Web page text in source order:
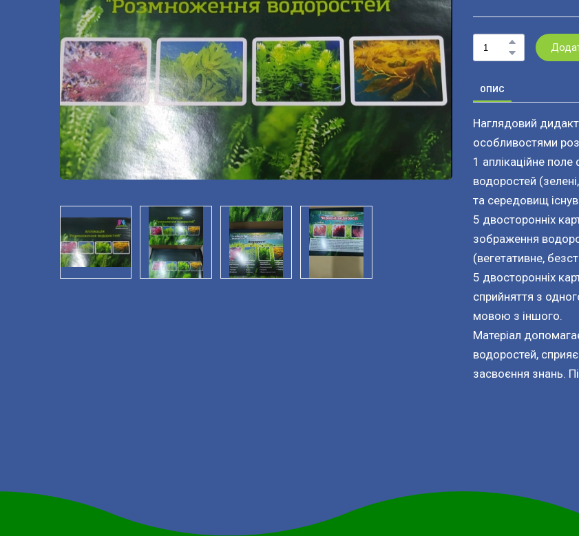
ОПИС
Наглядовий
особливостями
1 аплікаційне
водоростей
та середовищ
5 двосторонніх
зображення
(вегетативне,
5 двосторонніх
сприйняття з
мовою з іншого.
Матеріал
водоростей,
засвоєння знань.